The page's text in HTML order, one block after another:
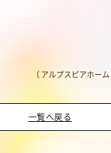
（ アルプスピアホー
一覧へ戻る